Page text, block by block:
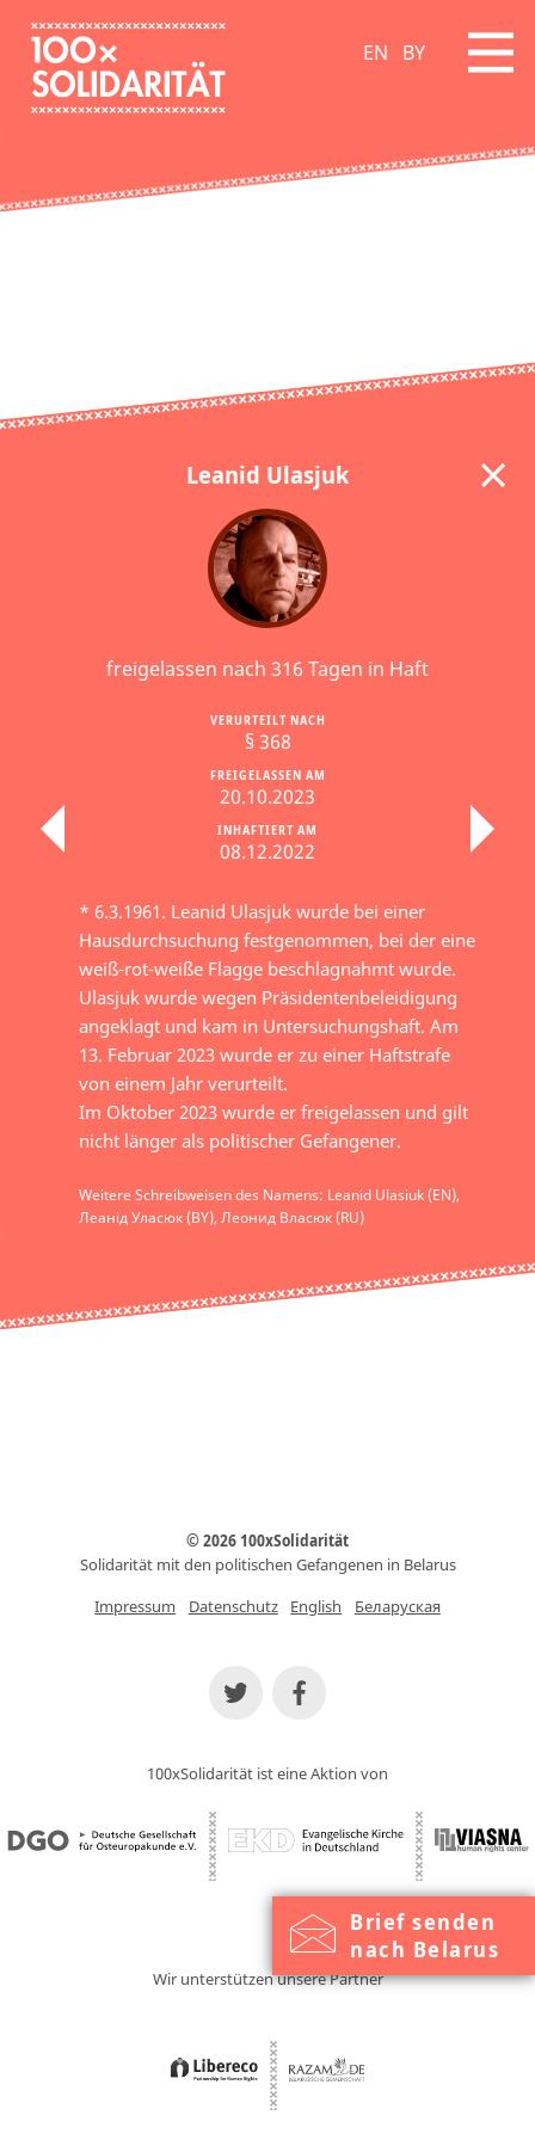
EN BY
Brief senden
nach Belarus
Leanid Ulasjuk
freigelassen nach 316 Tagen in Haft
INHAFTIERT AM
08.12.2022
FREIGELASSEN AM
20.10.2023
VERURTEILT NACH
§ 368
* 6.3.1961. Leanid Ulasjuk wurde bei einer
Hausdurchsuchung festgenommen, bei der eine
weiß-rot-weiße Flagge beschlagnahmt wurde.
Ulasjuk wurde wegen Präsidentenbeleidigung
angeklagt und kam in Untersuchungshaft. Am
13. Februar 2023 wurde er zu einer Haftstrafe
von einem Jahr verurteilt.
Im Oktober 2023 wurde er freigelassen und gilt
nicht länger als politischer Gefangener.
Weitere Schreibweisen des Namens: Leanid Ulasiuk (EN),
Леанід Уласюк (BY), Леонид Власюк (RU)
© 2026 100xSolidarität
Solidarität mit den politischen Gefangenen in Belarus
Impressum
Datenschutz English Беларуская
100xSolidarität ist eine Aktion von
Wir unterstützen unsere Partner